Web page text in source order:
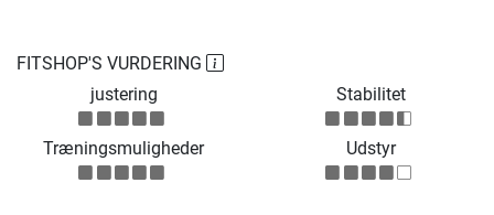
FITSHOP'S VURDERING
justering
Stabilitet
Træningsmuligheder Udstyr